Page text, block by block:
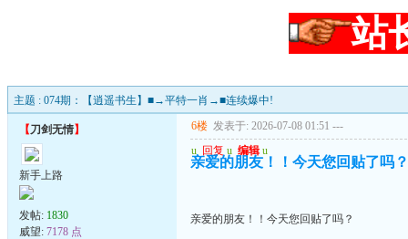
站
主题 : 074期：【逍遥书生】■→平特一肖→■连续爆中!
【刀剑无情】
新手上路
发帖: 1830
威望: 7178 点
6楼 发表于: 2026-07-08 01:51 ---
u 回复 u 编辑 u
亲爱的朋友！！今天您回贴了吗？
亲爱的朋友！！今天您回贴了吗？